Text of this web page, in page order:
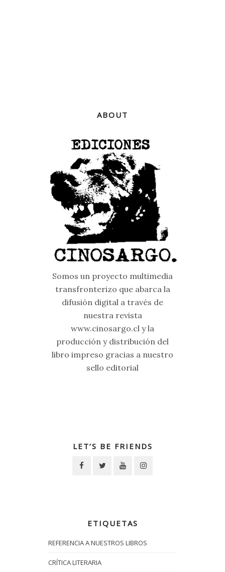
ABOUT
Somos un proyecto multimedia
transfronterizo que abarca la
difusión digital a través de
nuestra revista
www.cinosargo.cl y la
producción y distribución del
libro impreso gracias a nuestro
sello editorial
LET’S BE FRIENDS
ETIQUETAS
REFERENCIA A NUESTROS LIBROS
CRÍTICA LITERARIA